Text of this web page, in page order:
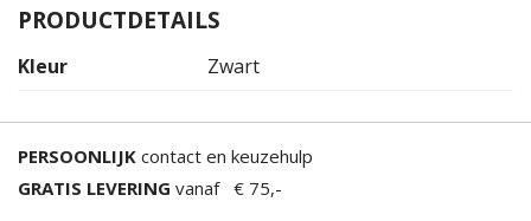
PRODUCTDETAILS
Kleur Zwart
PERSOONLIJK contact en keuzehulp
GRATIS LEVERING vanaf € 75,-